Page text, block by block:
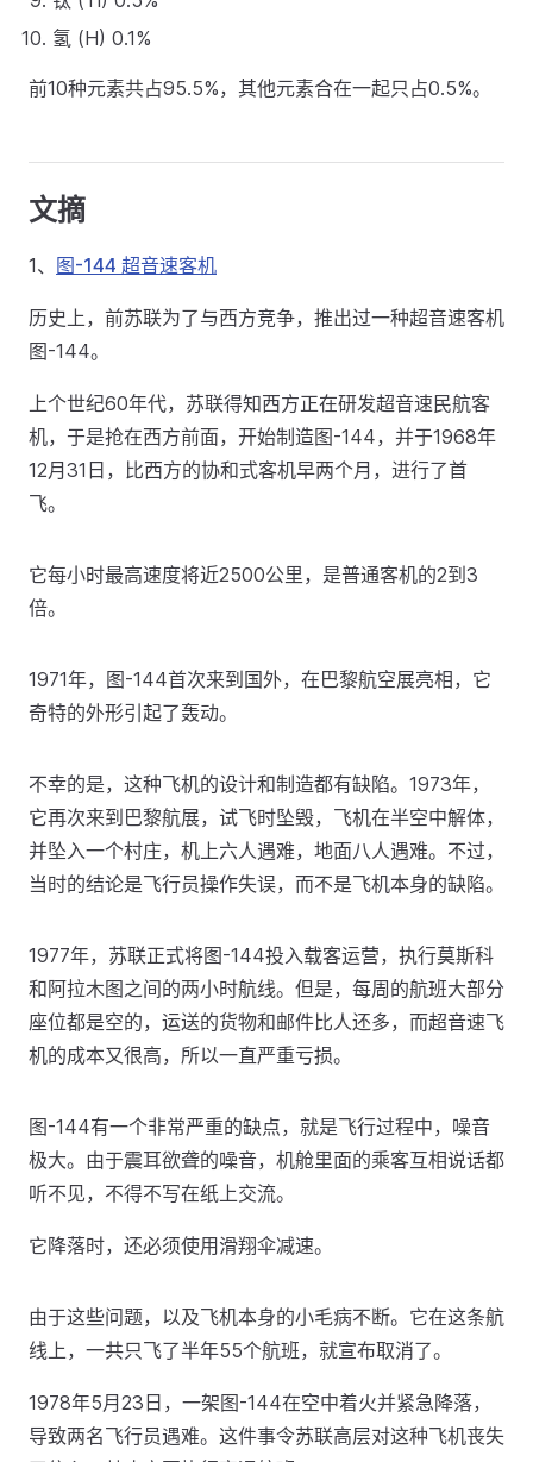
氢 (H) 0.1%
前10种元素共占95.5%，其他元素合在一起只占0.5%。
文摘
1、 图-144 超音速客机
历史上，前苏联为了与西方竞争，推出过一种超音速客机
图-144。
上个世纪60年代，苏联得知西方正在研发超音速民航客
机，于是抢在西方前面，开始制造图-144，并于1968年
12月31日，比西方的协和式客机早两个月，进行了首
飞。
它每小时最高速度将近2500公里，是普通客机的2到3
倍。
1971年，图-144首次来到国外，在巴黎航空展亮相，它
奇特的外形引起了轰动。
不幸的是，这种飞机的设计和制造都有缺陷。1973年，
它再次来到巴黎航展，试飞时坠毁，飞机在半空中解体，
并坠入一个村庄，机上六人遇难，地面八人遇难。不过，
当时的结论是飞行员操作失误，而不是飞机本身的缺陷。
1977年，苏联正式将图-144投入载客运营，执行莫斯科
和阿拉木图之间的两小时航线。但是，每周的航班大部分
座位都是空的，运送的货物和邮件比人还多，而超音速飞
机的成本又很高，所以一直严重亏损。
图-144有一个非常严重的缺点，就是飞行过程中，噪音
极大。由于震耳欲聋的噪音，机舱里面的乘客互相说话都
听不见，不得不写在纸上交流。
它降落时，还必须使用滑翔伞减速。
由于这些问题，以及飞机本身的小毛病不断。它在这条航
线上，一共只飞了半年55个航班，就宣布取消了。
1978年5月23日，一架图-144在空中着火并紧急降落，
导致两名飞行员遇难。这件事令苏联高层对这种飞机丧失